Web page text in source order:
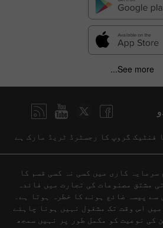
See more...
فنٹیک گروپ کا رجسٹرڈ ٹریڈ مارک ہے
سرمایہ کاری میں کسی نہ کسی قسم کا
مشتق مصنوعات کی تجارت میں فائدہ
پیسہ ضائع ہونے کا خطرہ ہوتا ہے۔
میں اس وقت تک مشغول نہیں ہونا چاہئے
کی نوعیت کو مکمل طور پر نہیں سمجھ